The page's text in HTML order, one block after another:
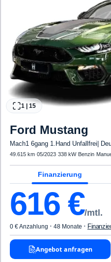
1 15
Ford Mustang
Mach1 6gang 1.Hand Unfallfrei|
49.615 km·05/2023·338 kW· Benzin·
Finanzierung
616 €/mtl.
0 € Anzahlung · 48 Monate ·
Angebot anfragen